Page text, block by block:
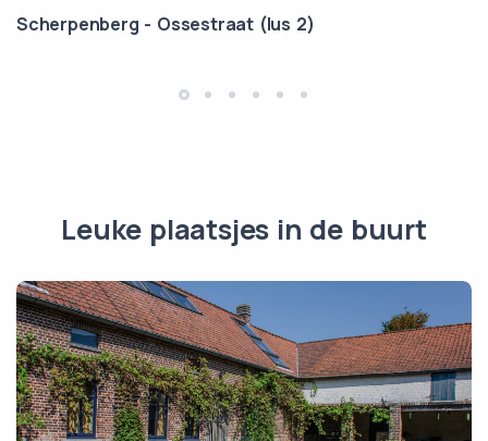
Scherpenberg - Ossestraat (lus 2)
Leuke plaatsjes in de buurt